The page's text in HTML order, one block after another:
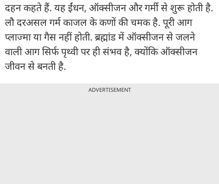
दहन कहते हैं. यह ईंधन, ऑक्सीजन और गर्मी से शुरू होती है.
लौ दरअसल गर्म काजल के कणों की चमक है. पूरी आग
प्लाज्मा या गैस नहीं होती. ब्रह्मांड में ऑक्सीजन से जलने
वाली आग सिर्फ पृथ्वी पर ही संभव है, क्योंकि ऑक्सीजन
जीवन से बनती है.
ADVERTISEMENT